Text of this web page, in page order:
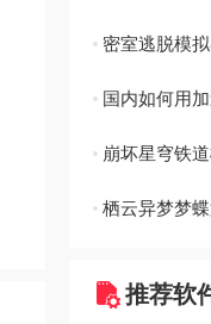
密室逃脱模拟
国内如何用
崩坏星穹铁道
栖云异梦梦
推荐软